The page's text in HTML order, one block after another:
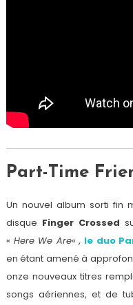
Part-Time
Un nouvel album sorti fin
disque Finger Crossed
« Here We Are« , le duo
en étant amené à
onze nouveaux titres
songs aériennes, et de